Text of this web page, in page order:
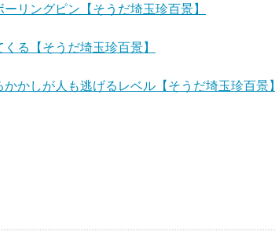
リングピン【そうだ埼玉珍百景】
る【そうだ埼玉珍百景】
かしが人も逃げるレベル【そうだ埼玉珍百景】